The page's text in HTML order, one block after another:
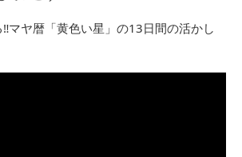
マヤ暦「黄色い星」の13日間の活かし